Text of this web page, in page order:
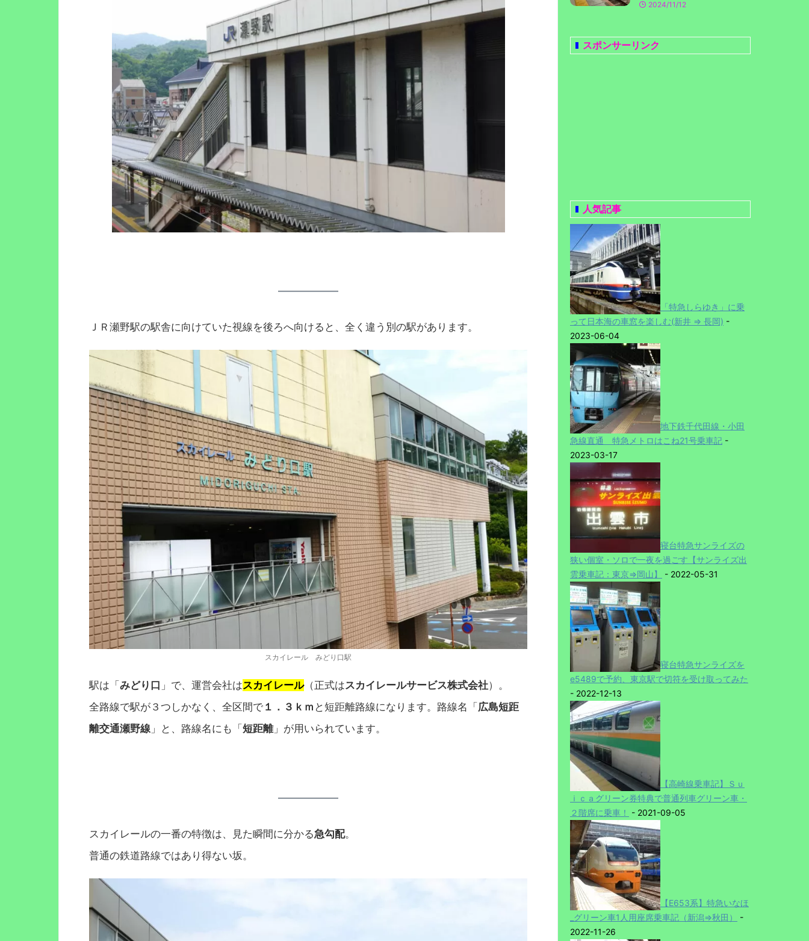
ＪＲ瀬野駅の駅舎に向けていた視線を後ろへ向けると、全く違う別の駅があります。
スカイレール みどり口駅
駅は「 みどり口 」で、運営会社はスカイレール（正式はスカイレールサービス株式会社）。
全路線で駅が３つしかなく、全区間で １．３ｋｍ と短距離路線になります。路線名「 広島短距
離交通瀬野線 」と、路線名にも「 短距離」が用いられています。
スカイレールの一番の特徴は、見た瞬間に分かる急勾配。
普通の鉄道路線ではあり得ない坂。
2024/11/12
スポンサーリンク
人気記事
「特急しらゆき」に乗
って日本海の車窓を楽しむ(新井 ⇒ 長岡) -
2023-06-04
地下鉄千代田線・小田
急線直通 特急メトロはこね21号乗車記 -
2023-03-17
寝台特急サンライズの
狭い個室・ソロで一夜を過ごす【サンライズ出
雲乗車記：東京⇒岡山】
- 2022-05-31
寝台特急サンライズを
e5489で予約、東京駅で切符を受け取ってみた
- 2022-12-13
【高崎線乗車記】Ｓｕ
ｉｃａグリーン券特典で普通列車グリーン車・
２階席に乗車！
- 2021-09-05
【E653系】特急いなほ
_グリーン車1人用座席乗車記（新潟⇒秋田）
-
2022-11-26